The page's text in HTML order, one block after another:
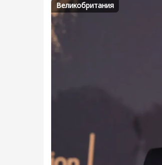
Великобритания